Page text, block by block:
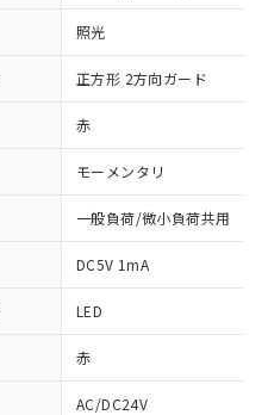
照光
正方形 2方向ガード
赤
モーメンタリ
一般負荷/微小負荷共用
DC5V 1mA
LED
赤
AC/DC24V